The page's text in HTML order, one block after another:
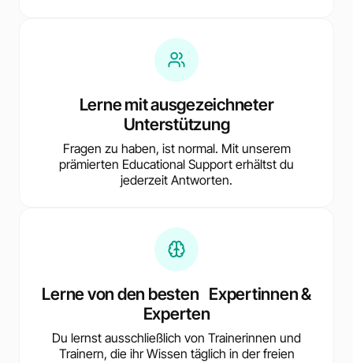
Lerne mit ausgezeichneter
Unterstützung
Fragen zu haben, ist normal. Mit unserem
prämierten Educational Support erhältst du
jederzeit Antworten.
Lerne von den besten Expertinnen &
Experten
Du lernst ausschließlich von Trainerinnen und
Trainern, die ihr Wissen täglich in der freien